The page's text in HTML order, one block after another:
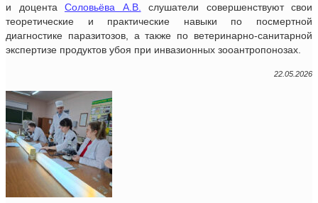
и доцента Соловьёва А.В.
слушатели совершенствуют свои
теоретические и практические навыки по посмертной
диагностике паразитозов, а также по ветеринарно-санитарной
экспертизе продуктов убоя при инвазионных зооантропонозах.
22.05.2026